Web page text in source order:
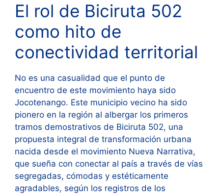
El rol de Biciruta 502
como hito de
conectividad territorial
No es una casualidad que el punto de
encuentro de este movimiento haya sido
Jocotenango. Este municipio vecino ha sido
pionero en la región al albergar los primeros
tramos demostrativos de Biciruta 502, una
propuesta integral de transformación urbana
nacida desde el movimiento Nueva Narrativa,
que sueña con conectar al país a través de vías
segregadas, cómodas y estéticamente
agradables, según los registros de los